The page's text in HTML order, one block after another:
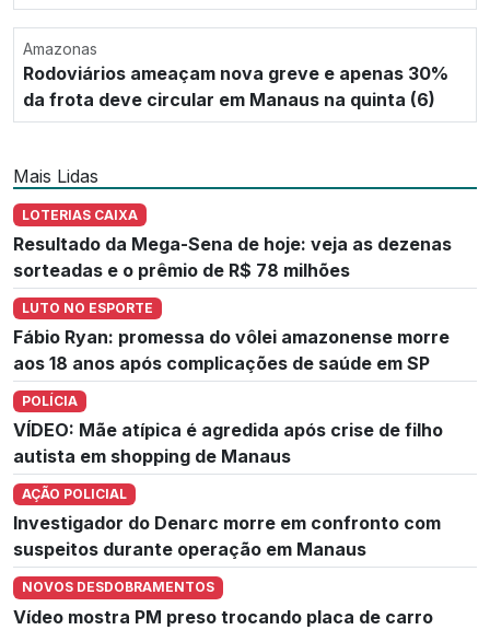
Amazonas
Rodoviários ameaçam nova greve e apenas 30%
da frota deve circular em Manaus na quinta (6)
Mais Lidas
LOTERIAS CAIXA
Resultado da Mega-Sena de hoje: veja as dezenas
sorteadas e o prêmio de R$ 78 milhões
LUTO NO ESPORTE
Fábio Ryan: promessa do vôlei amazonense morre
aos 18 anos após complicações de saúde em SP
POLÍCIA
VÍDEO: Mãe atípica é agredida após crise de filho
autista em shopping de Manaus
AÇÃO POLICIAL
Investigador do Denarc morre em confronto com
suspeitos durante operação em Manaus
NOVOS DESDOBRAMENTOS
Vídeo mostra PM preso trocando placa de carro